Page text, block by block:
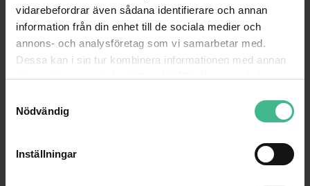
vidarebefordrar även sådana identifierare och annan
information från din enhet till de sociala medier och
annons- och analysföretag som vi samarbetar med.
Dessa kan i sin tur kombinera informationen med annan
information som du har tillhandahållit eller som de har
Nödvändig
Inställningar
ANDRA KUNDER KÖPTE OCKSÅ